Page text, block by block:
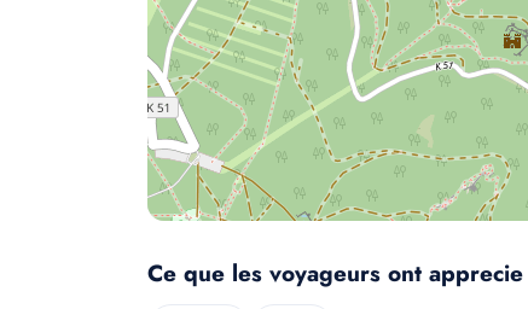
Ce que les voyageurs ont apprecie